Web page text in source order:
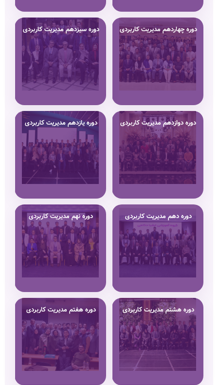
دوره چهاردهم مدیریت کاربردی دوره سیزدهم مدیریت کاربردی
دوره دوازدهم مدیریت کاربردی دوره یازدهم مدیریت کاربردی
دوره دهم مدیریت کاربردی دوره نهم مدیریت کاربردی
دوره هشتم مدیریت کاربردی دوره هفتم مدیریت کاربردی